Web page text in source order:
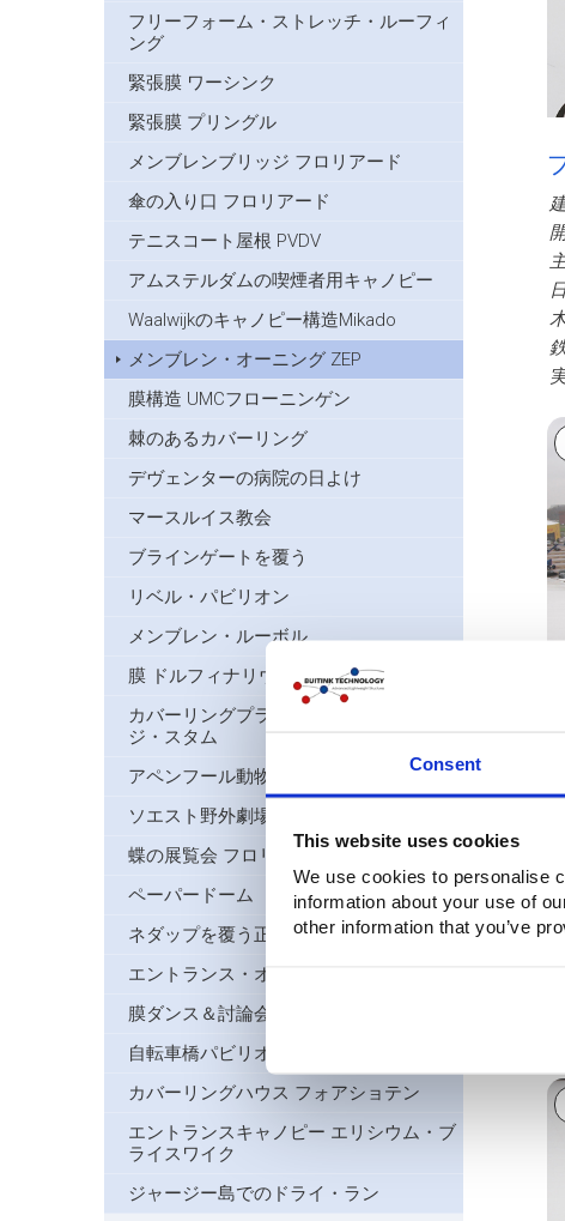
Consent
This website uses cookies
We use cookies to personalise
information about your use of
other information that you’ve
フリーフォーム・ストレッチ・ルーフィ
ング
緊張膜 ワーシンク
緊張膜 プリングル
メンブレンブリッジ フロリアード
傘の入り口 フロリアード
テニスコート屋根 PVDV
アムステルダムの喫煙者用キャノピー
Waalwijkのキャノピー構造Mikado
メンブレン・オーニング ZEP
膜構造 UMCフローニンゲン
棘のあるカバーリング
デヴェンターの病院の日よけ
マースルイス教会
ブラインゲートを覆う
リベル・パビリオン
メンブレン・ルーボル
膜 ドルフィナリウム
カバーリングプラットフォーム ガレー
ジ・スタム
アペンフール動物園膜
ソエスト野外劇場
蝶の展覧会 フロリアード
ペーパードーム
ネダップを覆う正方形
エントランス・オーニング Hoge veld
膜ダンス＆討論会場
自転車橋パビリオンWijhe
カバーリングハウス フォアショテン
エントランスキャノピー エリシウム・ブ
ライスワイク
ジャージー島でのドライ・ラン